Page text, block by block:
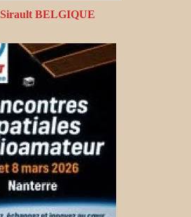
Sirault BELGIQUE